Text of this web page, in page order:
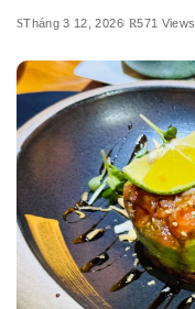
Tháng 3 12, 2026 571 Views